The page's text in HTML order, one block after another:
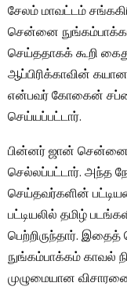
சேலம் மாவட்டம்
சென்னை
செய்ததாகக் கூறி
ஆப்பிரிக்காவின்
என்பவர் கோகைன்
செய்யப்பட்டார்.
பின்னர் ஜான்
செல்லப்பட்டார். அந்த
செய்தவர்களின்
பட்டியலில் தமிழ்
பெற்றிருந்தார்.
நுங்கம்பாக்கம் காவல்
முழுமையான